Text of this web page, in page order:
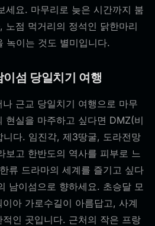
세요. 마무리로 늦은 시간까지 붐
노점 먹거리의 정석인 닭한마리
녹이는 것도 별미입니다.
섬 당일치기 여행
근교 당일치기 여행으로 마무
현실을 마주하고 싶다면 DMZ(비
니다. 임진각, 제3땅굴, 도라전망
보고 한반도의 역사를 피부로 느
류 드라마의 세계를 즐기고 싶다
남이섬으로 향하세요. 초승달 모
아 가로수길이 아름답고, 사계
인 곳입니다. 근처의 작은 프랑